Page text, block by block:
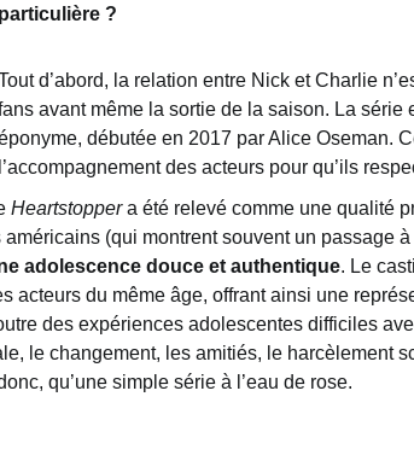
particulière ?
d’abord, la relation entre Nick et Charlie
avant même la sortie de la saison. La série
, débutée en 2017 par Alice Oseman.
l’accompagnement des acteurs pour qu’ils
Heartstoppera été relevé comme une qualité
américains (qui montrent souvent un passage
adolescence douce et authentique. Le
acteurs du même âge, offrant ainsi une
des expériences adolescentes difficiles
le changement, les amitiés, le harcèlement
qu’une simple série à l’eau de rose.